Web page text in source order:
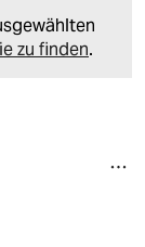
zu finden.